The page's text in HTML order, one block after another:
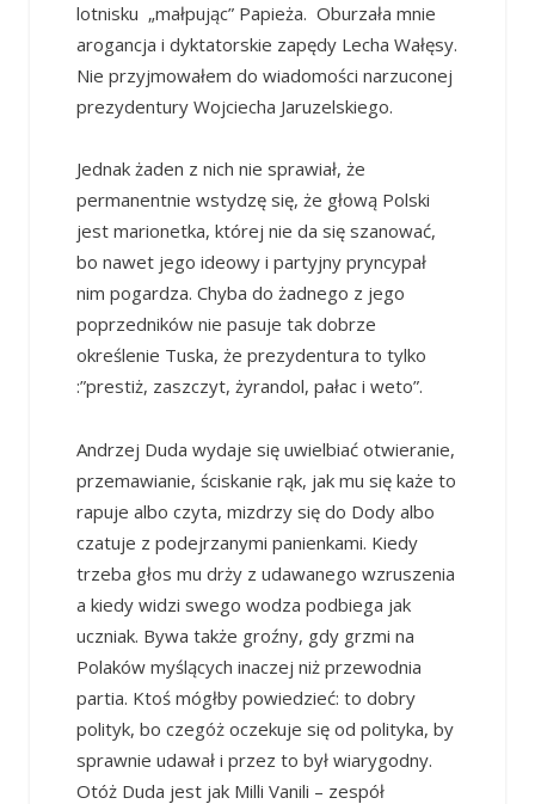
lotnisku „małpując” Papieża. Oburzała mnie
arogancja i dyktatorskie zapędy Lecha Wałęsy.
Nie przyjmowałem do wiadomości narzuconej
prezydentury Wojciecha Jaruzelskiego.
Jednak żaden z nich nie sprawiał, że
permanentnie wstydzę się, że głową Polski
jest marionetka, której nie da się szanować,
bo nawet jego ideowy i partyjny pryncypał
nim pogardza. Chyba do żadnego z jego
poprzedników nie pasuje tak dobrze
określenie Tuska, że prezydentura to tylko
:”prestiż, zaszczyt, żyrandol, pałac i weto”.
Andrzej Duda wydaje się uwielbiać otwieranie,
przemawianie, ściskanie rąk, jak mu się każe to
rapuje albo czyta, mizdrzy się do Dody albo
czatuje z podejrzanymi panienkami. Kiedy
trzeba głos mu drży z udawanego wzruszenia
a kiedy widzi swego wodza podbiega jak
uczniak. Bywa także groźny, gdy grzmi na
Polaków myślących inaczej niż przewodnia
partia. Ktoś mógłby powiedzieć: to dobry
polityk, bo czegóż oczekuje się od polityka, by
sprawnie udawał i przez to był wiarygodny.
Otóż Duda jest jak Milli Vanili – zespół